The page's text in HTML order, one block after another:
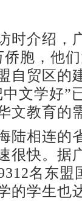
时介绍，
胞，他
自贸区的
文学好”
文教育的
相连的
很快。据
名东盟
的学生也